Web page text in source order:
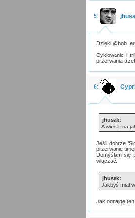
5:
Dzięki @bob_er.
Cyklowanie i
przerwania
6:
jhusak:
A wiesz, na
Jeśli dobrze
przerwanie
Domyślam się
włączać.
jhusak:
Jakbyś miał
Jak odnajdę ten